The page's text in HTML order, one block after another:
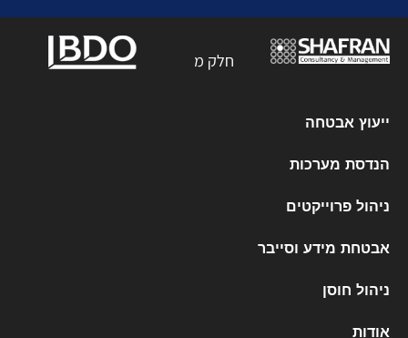
חלק מ
ייעוץ אבטחה
הנדסת מערכות
ניהול פרוייקטים
אבטחת מידע וסייבר
ניהול חוסן
אודות